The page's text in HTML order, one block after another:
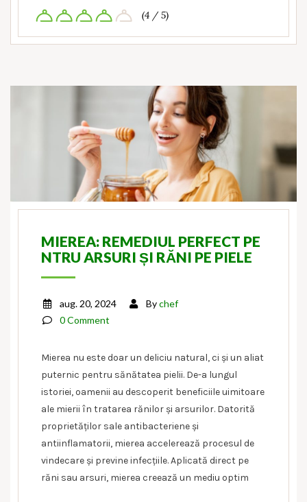
(4 / 5)
MIEREA: REMEDIUL PERFECT PE
NTRU ARSURI ȘI RĂNI PE PIELE
aug. 20, 2024 Bychef
0 Comment
Mierea nu este doar un deliciu natural, ci și un aliat
puternic pentru sănătatea pielii. De-a lungul
istoriei, oamenii au descoperit beneficiile uimitoare
ale mierii în tratarea rănilor și arsurilor. Datorită
proprietăților sale antibacteriene și
antiinflamatorii, mierea accelerează procesul de
vindecare și previne infecțiile. Aplicată direct pe
răni sau arsuri, mierea creează un mediu optim